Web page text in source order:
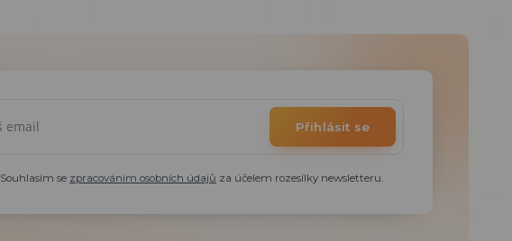
Přihlásit se
Souhlasím se zpracováním osobních údajů za účelem rozesílky newsletteru.